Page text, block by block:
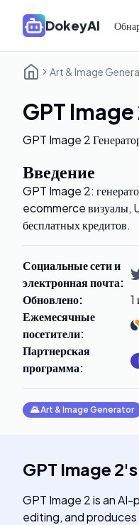
DokeyAI
Art & Image
GPT Image
GPT Image 2
Введение
GPT Image 2:
ecommerce визуалы,
бесплатных кредитов.
Социальные сети и
электронная почта:
Обновлено:
Ежемесячные
посетители:
Партнерская
программа:
🌄Art & Image Generator
GPT Image 2's
GPT Image 2 is an
editing, and